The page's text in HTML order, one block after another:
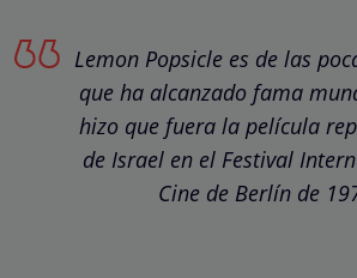
Lemon Popsicle es de las
que ha alcanzado fama
hizo que fuera la película
de Israel en el Festival
Cine de Berlín de